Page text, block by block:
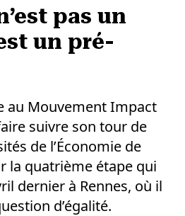
pas un
un pré-
au Mouvement Impact
suivre son tour de
de l’Économie de
la quatrième étape qui
dernier à Rennes, où il
d’égalité.